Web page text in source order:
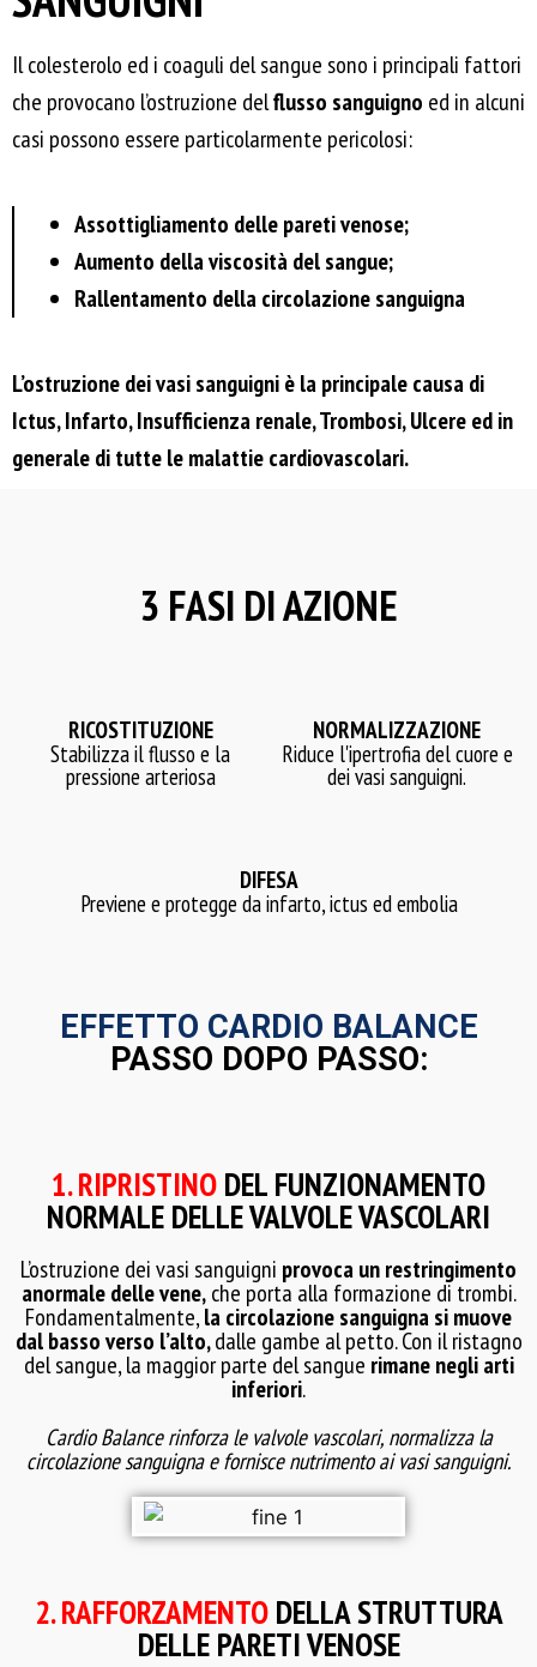
Il colesterolo ed i coaguli del sangue sono i principali fattori
che provocano l’ostruzione delflusso sanguigno ed in alcuni
casi possono essere particolarmente pericolosi:
Assottigliamento delle pareti venose;
Aumento della viscosità del sangue;
Rallentamento della circolazione sanguigna
L’ostruzione dei vasi sanguigni è la principale causa di
Ictus, Infarto, Insufficienza renale, Trombosi, Ulcere ed in
generale di tutte le malattie cardiovascolari.
3 FASI DI AZIONE
RICOSTITUZIONE
Stabilizza il flusso e la
pressione arteriosa
NORMALIZZAZIONE
Riduce l'ipertrofia del cuore e
dei vasi sanguigni.
DIFESA
Previene e protegge da infarto, ictus ed embolia
EFFETTO CARDIO BALANCE
PASSO DOPO PASSO:
1. RIPRISTINO DEL FUNZIONAMENTO
NORMALE DELLE VALVOLE VASCOLARI
L’ostruzione dei vasi sanguigni provoca un restringimento
anormale delle vene,che porta alla formazione di trombi.
Fondamentalmente,la circolazione sanguigna si muove
dal basso verso l’alto,dalle gambe al petto. Con il ristagno
del sangue, la maggior parte del sangue rimane negli arti
inferiori.
Cardio Balance rinforza le valvole vascolari, normalizza la
circolazione sanguigna e fornisce nutrimento ai vasi sanguigni.
2. RAFFORZAMENTO DELLA STRUTTURA
DELLE PARETI VENOSE